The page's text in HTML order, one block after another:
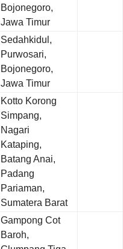
Bojonegoro,
Jawa Timur
Sedahkidul,
Purwosari,
Bojonegoro,
Jawa Timur
Kotto Korong
Simpang,
Nagari
Kataping,
Batang Anai,
Padang
Pariaman,
Sumatera Barat
Gampong Cot
Baroh,